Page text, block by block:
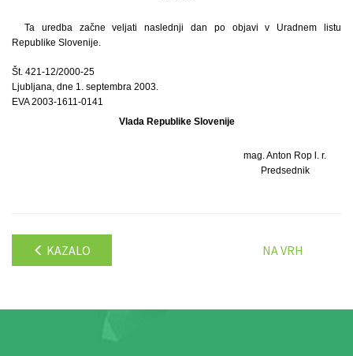
Ta uredba začne veljati naslednji dan po objavi v Uradnem listu
Republike Slovenije.
Št. 421-12/2000-25
Ljubljana, dne 1. septembra 2003.
EVA 2003-1611-0141
Vlada Republike Slovenije
mag. Anton Rop l. r.
Predsednik
KAZALO NA VRH